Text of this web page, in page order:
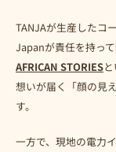
TANJAが生産したコ
Japanが責任を持っ
AFRICAN STORIES
想いが届く「顔の見
す。
一方で、現地の電力